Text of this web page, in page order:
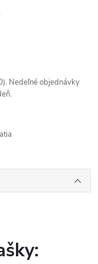
Nedeľné objednávky